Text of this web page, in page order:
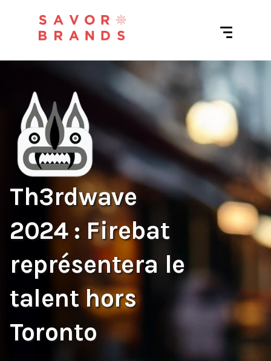
Th3rdwave
2024 : Firebat
représentera le
talent hors
Toronto